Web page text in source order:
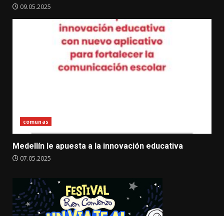
09.05.2025
comunas
Medellín le apuesta a la innovación educativa
07.05.2025